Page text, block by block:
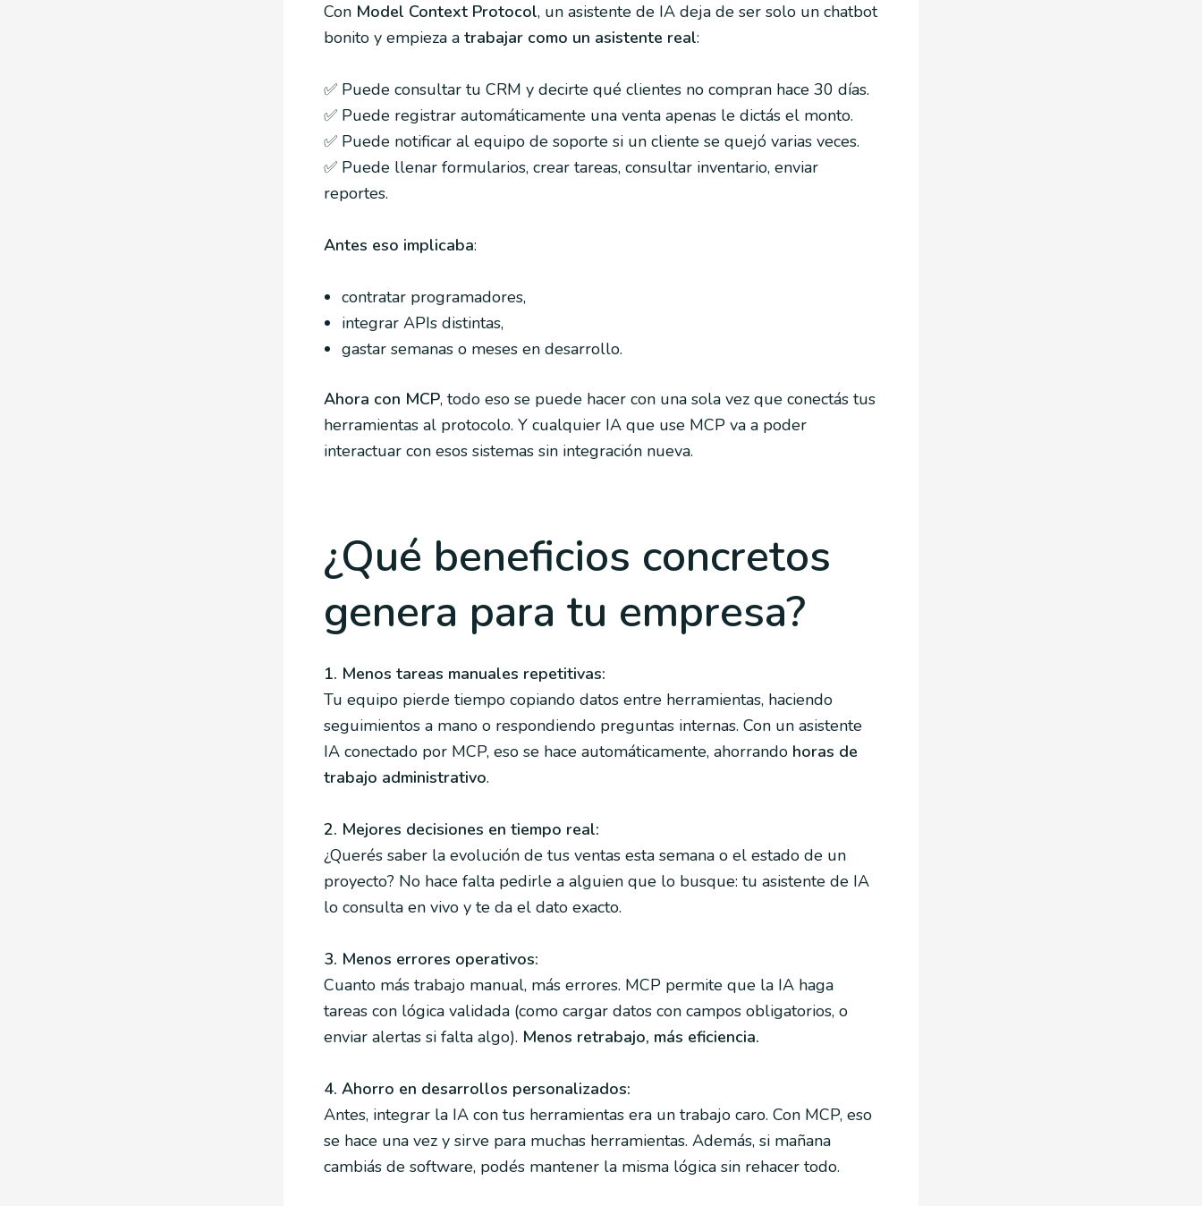
Con Model Context Protocol, un asistente de IA deja de ser solo un chatbot
bonito y empieza a trabajar como un asistente real:
✅ Puede consultar tu CRM y decirte qué clientes no compran hace 30 días.
✅ Puede registrar automáticamente una venta apenas le dictás el monto.
✅ Puede notificar al equipo de soporte si un cliente se quejó varias veces.
✅ Puede llenar formularios, crear tareas, consultar inventario, enviar
reportes.
Antes eso implicaba:
contratar programadores,
integrar APIs distintas,
gastar semanas o meses en desarrollo.
Ahora con MCP, todo eso se puede hacer con una sola vez que conectás tus
herramientas al protocolo. Y cualquier IA que use MCP va a poder
interactuar con esos sistemas sin integración nueva.
¿Qué beneficios concretos
genera para tu empresa?
1. Menos tareas manuales repetitivas:
Tu equipo pierde tiempo copiando datos entre herramientas, haciendo
seguimientos a mano o respondiendo preguntas internas. Con un asistente
IA conectado por MCP, eso se hace automáticamente, ahorrando horas de
trabajo administrativo.
2. Mejores decisiones en tiempo real:
¿Querés saber la evolución de tus ventas esta semana o el estado de un
proyecto? No hace falta pedirle a alguien que lo busque: tu asistente de IA
lo consulta en vivo y te da el dato exacto.
3. Menos errores operativos:
Cuanto más trabajo manual, más errores. MCP permite que la IA haga
tareas con lógica validada (como cargar datos con campos obligatorios, o
enviar alertas si falta algo). Menos retrabajo, más eficiencia.
4. Ahorro en desarrollos personalizados:
Antes, integrar la IA con tus herramientas era un trabajo caro. Con MCP, eso
se hace una vez y sirve para muchas herramientas. Además, si mañana
cambiás de software, podés mantener la misma lógica sin rehacer todo.